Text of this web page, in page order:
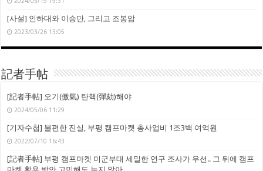
[사설] 인하대와 이승만, 그리고 조봉암
2023/03/26 13:05
記者手帖
[記者手帖] 오기(傲氣) 탄핵(彈劾)해야
2024/05/06 11:29
[기자수첩] 불편한 진실, 부평 캠프마켓 총사업비 1조3백 여억원
2022/07/10 16:43
[記者手帖] 부평 캠프마켓 미군부대 세밀한 연구 조사가 우선.. 그 뒤에 캠프